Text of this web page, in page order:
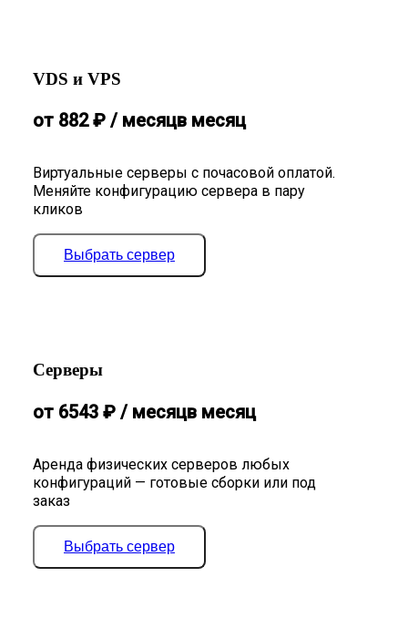
VDS и VPS
Виртуальные серверы с почасовой оплатой.
Меняйте конфигурацию сервера в пару
кликов
от 882₽ / месяцв месяц
Выбрать сервер
Серверы
Аренда физических серверов любых
конфигураций — готовые сборки или под
заказ
от 6543 ₽ / месяцв месяц
Выбрать сервер